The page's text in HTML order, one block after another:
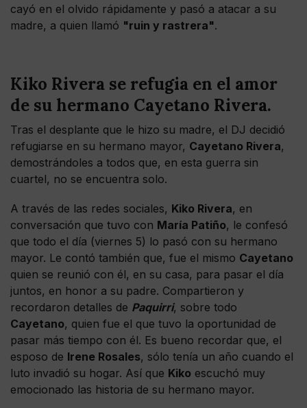
cayó en el olvido rápidamente y pasó a atacar a su
madre, a quien llamó "ruin y rastrera".
Kiko Rivera se refugia en el amor
de su hermano Cayetano Rivera.
Tras el desplante que le hizo su madre, el DJ decidió
refugiarse en su hermano mayor, Cayetano Rivera,
demostrándoles a todos que, en esta guerra sin
cuartel, no se encuentra solo.
A través de las redes sociales, Kiko Rivera, en
conversación que tuvo con María Patiño, le confesó
que todo el día (viernes 5) lo pasó con su hermano
mayor. Le contó también que, fue el mismo Cayetano
quien se reunió con él, en su casa, para pasar el día
juntos, en honor a su padre. Compartieron y
recordaron detalles de Paquirri, sobre todo
Cayetano, quien fue el que tuvo la oportunidad de
pasar más tiempo con él. Es bueno recordar que, el
esposo de Irene Rosales, sólo tenía un año cuando el
luto invadió su hogar. Así que Kiko escuchó muy
emocionado las historia de su hermano mayor.